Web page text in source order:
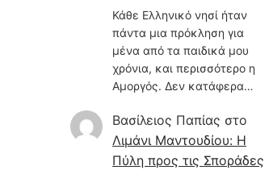
Κάθε Ελληνικό νησί ήταν
πάντα μια πρόκληση για
μένα από τα παιδικά μου
χρόνια, και περισσότερο η
Αμοργός. Δεν κατάφερα…
Βασίλειος Παπίας στο
Λιμάνι Μαντουδίου: Η
Πύλη προς τις Σποράδες